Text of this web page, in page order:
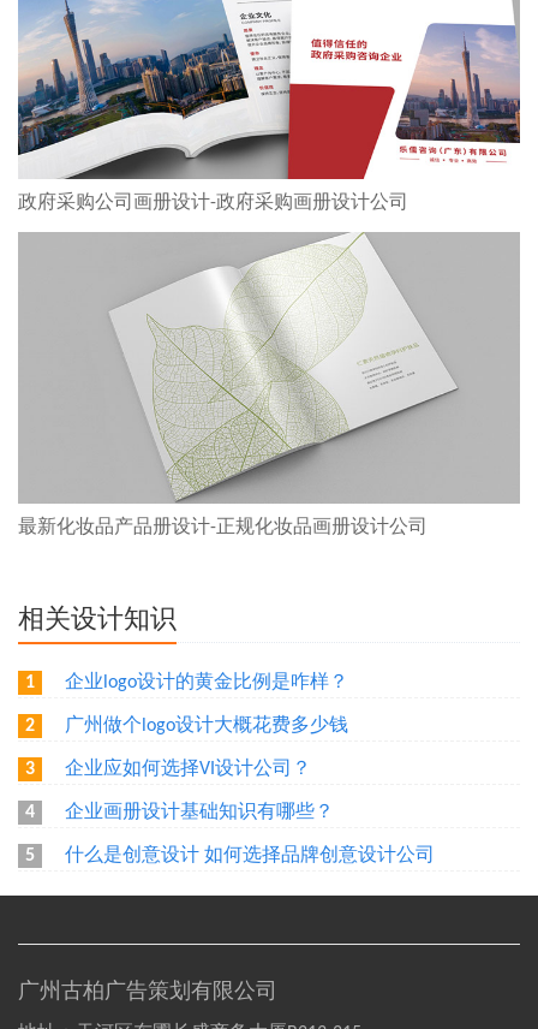
政府采购公司画册设计-政府采购画册设计公司
最新化妆品产品册设计-正规化妆品画册设计公司
相关设计知识
1 企业logo设计的黄金比例是咋样？
2 广州做个logo设计大概花费多少钱
3 企业应如何选择VI设计公司？
4 企业画册设计基础知识有哪些？
5 什么是创意设计 如何选择品牌创意设计公司
广州古柏广告策划有限公司